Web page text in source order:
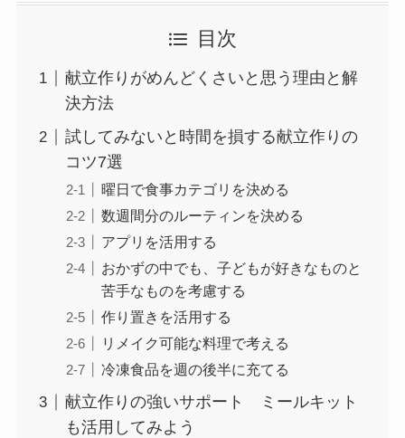
目次
献立作りがめんどくさいと思う理由と解
決方法
試してみないと時間を損する献立作りの
コツ7選
曜日で食事カテゴリを決める
数週間分のルーティンを決める
アプリを活用する
おかずの中でも、子どもが好きなものと
苦手なものを考慮する
作り置きを活用する
リメイク可能な料理で考える
冷凍食品を週の後半に充てる
献立作りの強いサポート ミールキット
も活用してみよう